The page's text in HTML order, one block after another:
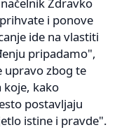
i ponove
ide na vlastiti
pripadamo",
upravo zbog te
koje, kako
postavljaju
istine i pravde".